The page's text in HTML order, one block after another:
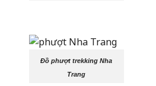
Đồ phượt trekking Nha
Trang